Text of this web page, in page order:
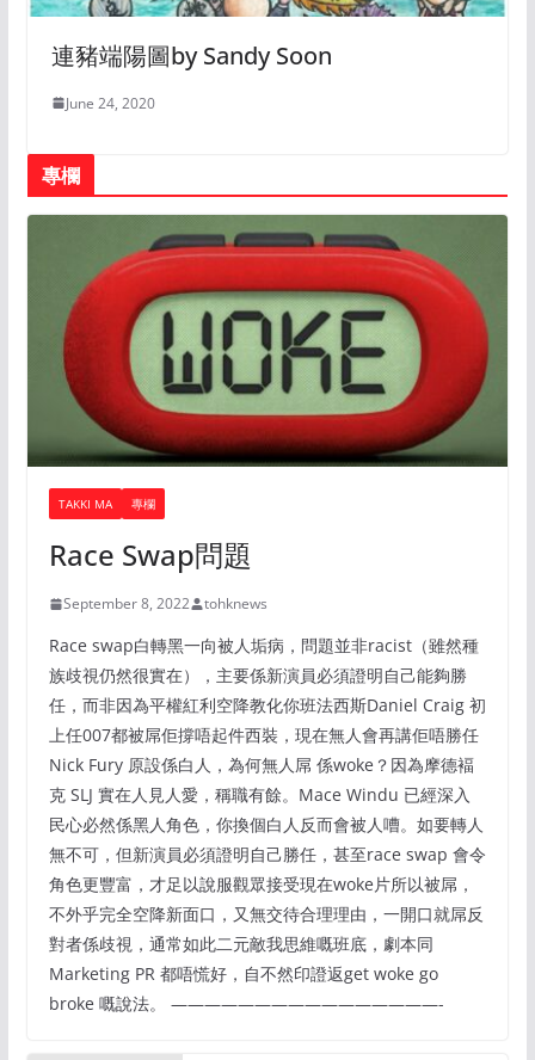
連豬端陽圖by Sandy Soon
June 24, 2020
專欄
TAKKI MA 專欄
Race Swap問題
September 8, 2022 tohknews
Race swap白轉黑一向被人垢病，問題並非racist（雖然種
族歧視仍然很實在），主要係新演員必須證明自己能夠勝
任，而非因為平權紅利空降教化你班法西斯Daniel Craig 初
上任007都被屌佢撐唔起件西裝，現在無人會再講佢唔勝任
Nick Fury 原設係白人，為何無人屌 係woke？因為摩德褔
克 SLJ 實在人見人愛，稱職有餘。Mace Windu 已經深入
民心必然係黑人角色，你換個白人反而會被人嘈。如要轉人
無不可，但新演員必須證明自己勝任，甚至race swap 會令
角色更豐富，才足以說服觀眾接受現在woke片所以被屌，
不外乎完全空降新面口，又無交待合理理由，一開口就屌反
對者係歧視，通常如此二元敵我思維嘅班底，劇本同
Marketing PR 都唔慌好，自不然印證返get woke go
broke 嘅說法。 ————————————————-